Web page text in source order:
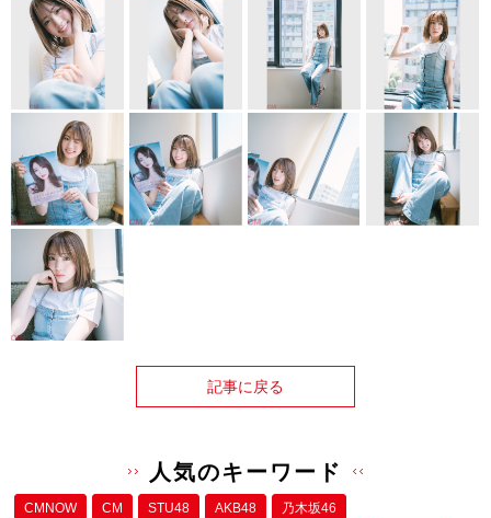
記事に戻る
人気のキーワード
CMNOW CM STU48 AKB48 乃木坂46